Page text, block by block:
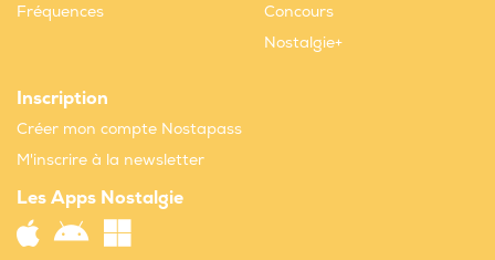
Fréquences
Concours
Nostalgie+
Inscription
Créer mon compte Nostapass
M'inscrire à la newsletter
Les Apps Nostalgie